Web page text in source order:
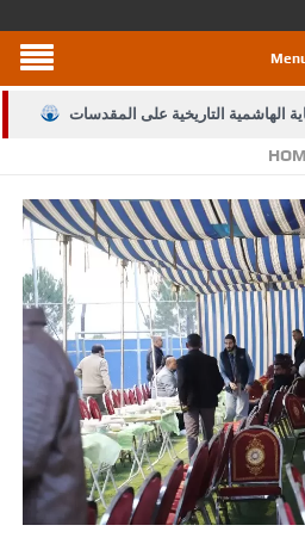
الهاشمية التاريخية على المقدسات
والمسيحية
مشروع تعديل قانون الملكية العقارية
إدارية واسعة في الداخلية (اسماء)
اليومية ويؤكد حرص مجلس النواب
فاعلة مع الإعلام
الثالثة) إلى مراجعة منصة خدمة
العلم
الملك يلتقي مجموعة من رفاق السلاح